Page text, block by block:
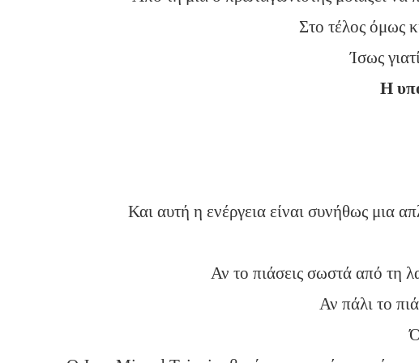
Στο τέλος όμως
Ίσως
Η
Και αυτή η ενέργεια είναι συνήθως μια
Αν το πιάσεις σωστά από τη
Αν πάλι το